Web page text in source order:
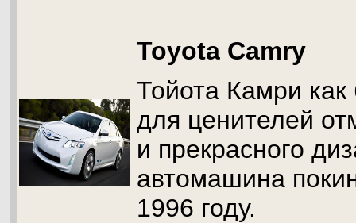
Toyota Camry
Тойота Камри как
для ценителей
и прекрасного
автомашина
1996 году.